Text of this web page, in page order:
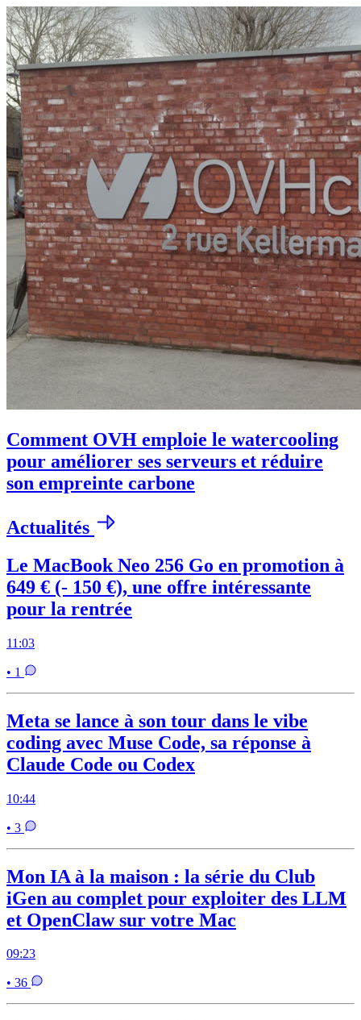
Comment OVH emploie le watercooling
pour améliorer ses serveurs et réduire
son empreinte carbone
Actualités
Le MacBook Neo 256 Go en promotion à
649 € (- 150 €), une offre intéressante
pour la rentrée
11:03
• 1
Meta se lance à son tour dans le vibe
coding avec Muse Code, sa réponse à
Claude Code ou Codex
10:44
• 3
Mon IA à la maison : la série du Club
iGen au complet pour exploiter des LLM
et OpenClaw sur votre Mac
09:23
• 36